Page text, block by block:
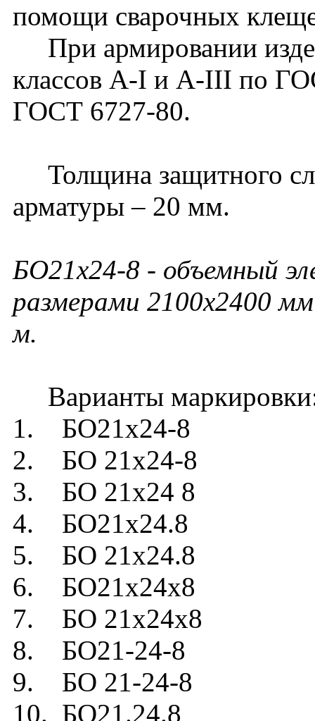
помощи сварочных
При армировании
классов А-I и А-III по
ГОСТ 6727-80.
Толщина защитного
арматуры – 20 мм.
БО21х24-8 - объемный
размерами 2100х2400
м.
Варианты
1. БО21х24-8
2. БО 21х24-8
3. БО 21х24 8
4. БО21х24.8
5. БО 21х24.8
6. БО21х24х8
7. БО 21х24х8
8. БО21-24-8
9. БО 21-24-8
10. БО21.24.8